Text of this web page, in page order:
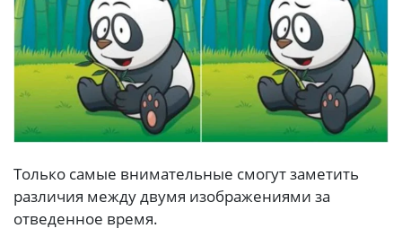
Только самые внимательные смогут заметить
различия между двумя изображениями за
отведенное время.